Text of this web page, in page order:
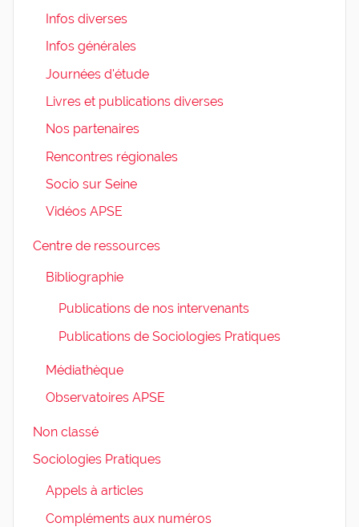
Infos diverses
Infos générales
Journées d'étude
Livres et publications diverses
Nos partenaires
Rencontres régionales
Socio sur Seine
Vidéos APSE
Centre de ressources
Bibliographie
Publications de nos intervenants
Publications de Sociologies Pratiques
Médiathèque
Observatoires APSE
Non classé
Sociologies Pratiques
Appels à articles
Compléments aux numéros